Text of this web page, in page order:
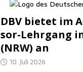
DBV bie­tet im
sor-Lehr­gang
(NRW) an
10. Juli 2026